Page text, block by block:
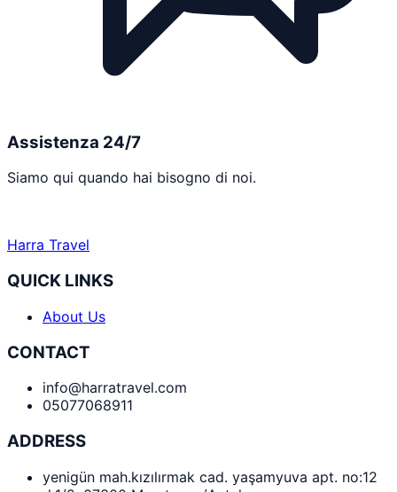
Assistenza 24/7
Siamo qui quando hai bisogno di noi.
Harra Travel
QUICK LINKS
About Us
CONTACT
info@harratravel.com
05077068911
ADDRESS
yenigün mah.kızılırmak cad. yaşamyuva apt. no:12